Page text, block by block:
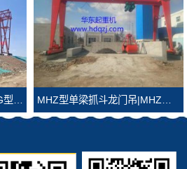
MHZ型单梁抓斗龙门吊|MHZ型抓斗龙门吊